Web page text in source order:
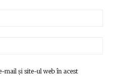
mail și site-ul web în acest